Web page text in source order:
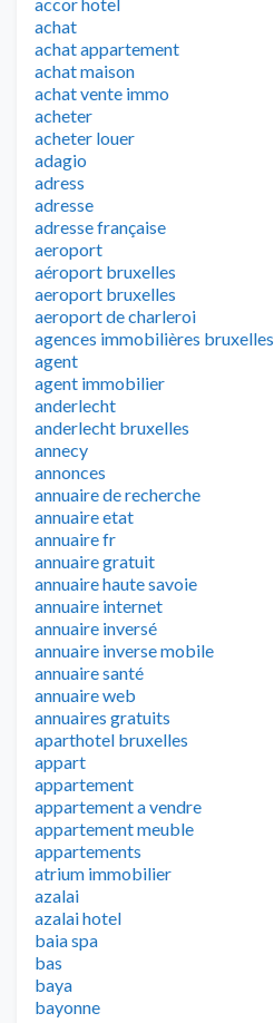
achat
achat appartement
achat maison
achat vente immo
acheter
acheter louer
adagio
adress
adresse
adresse française
aeroport
aéroport bruxelles
aeroport bruxelles
aeroport de charleroi
agences immobilières bruxelles
agent
agent immobilier
anderlecht
anderlecht bruxelles
annecy
annonces
annuaire de recherche
annuaire etat
annuaire fr
annuaire gratuit
annuaire haute savoie
annuaire internet
annuaire inversé
annuaire inverse mobile
annuaire santé
annuaire web
annuaires gratuits
aparthotel bruxelles
appart
appartement
appartement a vendre
appartement meuble
appartements
atrium immobilier
azalai
azalai hotel
baia spa
bas
baya
bayonne